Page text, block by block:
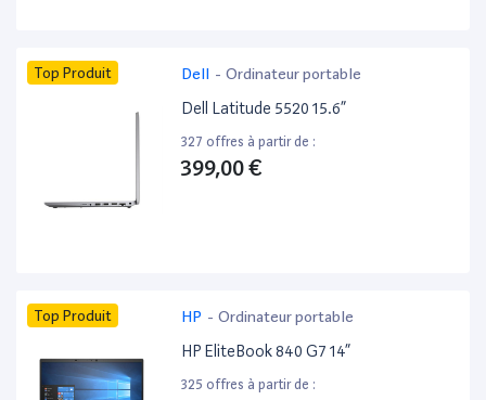
Top Produit Dell - Ordinateur portable
Dell Latitude 5520 15.6”
327 offres à partir de :
399,00 €
Top Produit HP - Ordinateur portable
HP EliteBook 840 G7 14”
325 offres à partir de :